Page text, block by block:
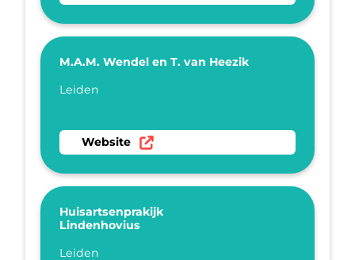
M.A.M. Wendel en T. van Heezik
Plaatsnaam
Leiden
Ga naar website M.A.M. Wendel en T. van
Website
Huisartsenprakijk
Lindenhovius
Plaatsnaam
Leiden